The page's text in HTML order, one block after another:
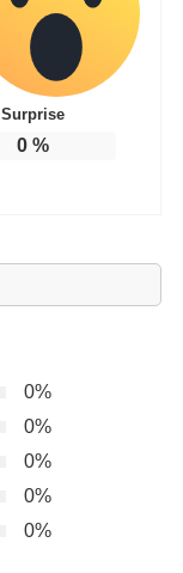
Surprise
0%
0%
0%
0%
0%
0%